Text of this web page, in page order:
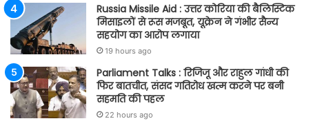
Russia Missile Aid : उत्तर कोरिया की बैलिस्टिक
मिसाइलों से रूस मजबूत, यूक्रेन ने गंभीर सैन्य
सहयोग का आरोप लगाया
19 hours ago
Parliament Talks : रिजिजू और राहुल गांधी की
फिर बातचीत, संसद गतिरोध खत्म करने पर बनी
सहमति की पहल
22 hours ago